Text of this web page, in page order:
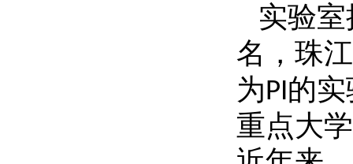
实验
名，珠
为PI的
重点大